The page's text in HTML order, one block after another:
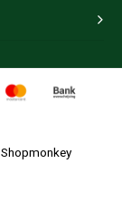
Shopmonkey